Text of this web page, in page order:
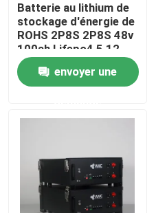
Batterie au lithium de
stockage d'énergie de
ROHS 2P8S 2P8S 48v
100ah Lifepo4 5,12
kilowatts
envoyer une